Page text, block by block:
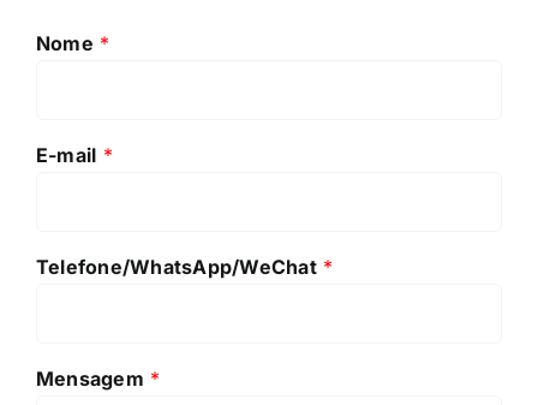
Nome *
E-mail *
Telefone/WhatsApp/WeChat *
Mensagem *